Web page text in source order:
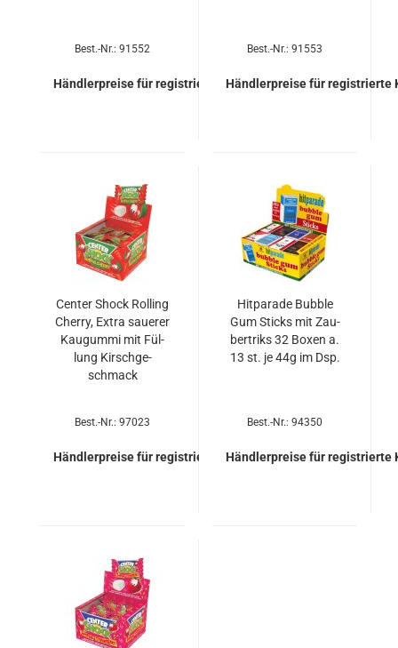
Best.-Nr.: 91552
Händlerpreise für registrierte Kunden
Best.-Nr.: 91553
Händlerpreise für registrierte
Cen­ter Shock Rol­ling
Cher­ry, Extra saue­rer
Kau­gum­mi mit Fül­
lung Kirsch­ge­
schmack
Best.-Nr.: 97023
Händlerpreise für registrierte Kunden
Hit­pa­ra­de Bub­ble
Gum Sticks mit Zau­
ber­triks 32 Boxen a.
13 st. je 44g im Dsp.
Best.-Nr.: 94350
Händlerpreise für registrierte